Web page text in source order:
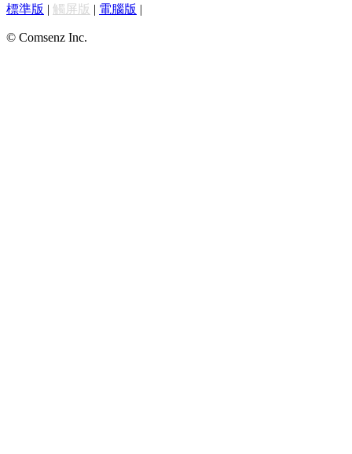
標準版 | 觸屏版 | 電腦版 |
© Comsenz Inc.